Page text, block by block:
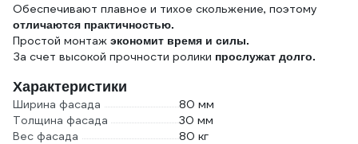
Обеспечивают плавное и тихое скольжение, поэтому
отличаются практичностью.
Простой монтаж экономит время и силы.
За счет высокой прочности ролики прослужат долго.
Характеристики
Ширина фасада
80 мм
Толщина фасада
30 мм
Вес фасада
80 кг